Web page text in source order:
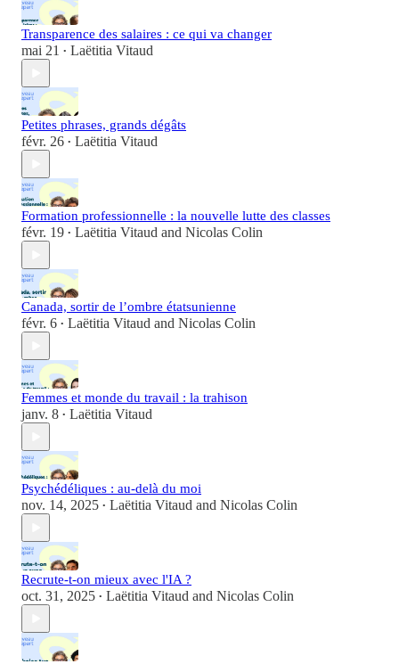
Transparence des salaires : ce qui va changer
mai 21 • Laëtitia Vitaud
Petites phrases, grands dégâts
févr. 26 • Laëtitia Vitaud
Formation professionnelle : la nouvelle lutte des classes
févr. 19 • Laëtitia Vitaud and Nicolas Colin
Canada, sortir de l’ombre étatsunienne
févr. 6 • Laëtitia Vitaud and Nicolas Colin
Femmes et monde du travail : la trahison
janv. 8 • Laëtitia Vitaud
Psychédéliques : au-delà du moi
nov. 14, 2025 • Laëtitia Vitaud and Nicolas Colin
Recrute-t-on mieux avec l'IA ?
oct. 31, 2025 • Laëtitia Vitaud and Nicolas Colin